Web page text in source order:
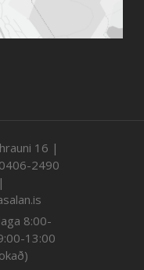
16 |
2490
8:00-
13:00